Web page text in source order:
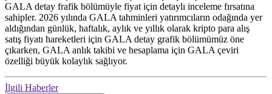
GALA detay frafik bölümüyle fiyat için detaylı inceleme fırsatına
sahipler. 2026 yılında GALA tahminleri yatırımcıların odağında yer
aldığından günlük, haftalık, aylık ve yıllık olarak kripto para alış
satış fiyatı hareketleri için GALA detay grafik bölümümüz öne
çıkarken, GALA anlık takibi ve hesaplama için GALA çeviri
özelliği büyük kolaylık sağlıyor.
İlgili Haberler